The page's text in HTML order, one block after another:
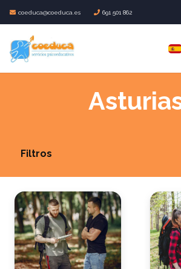
coeduca@coeduca.es 691 501 862
Filtros